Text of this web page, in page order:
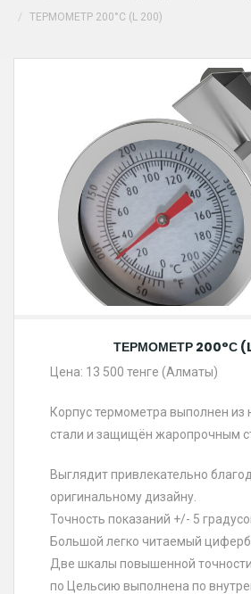
ТЕРМОМЕТР 200°С (L 200)
ТЕРМОМЕТР 200°С
Цена: 13 500 тенге (Алматы)
Корпус термометра выполнен
стали и защищён жаропрочным
Выглядит привлекательно
оригинальному дизайну.
Точность показаний +/- 5
Большой легко читаемый
Две шкалы повышенной
по Цельсию выполнена по